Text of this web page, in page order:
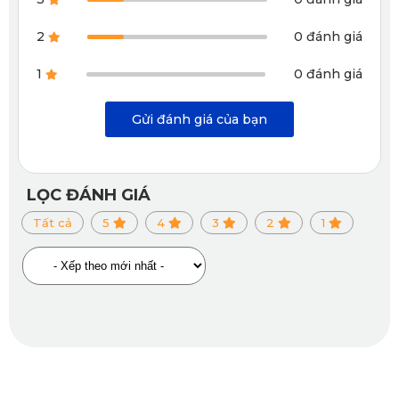
Thảm sàn ô tô 360 Mercedes-Benz GLC 2023 nhà KATA
cách âm và chống ồn vượt trội
2.4. Vệ sinh dễ dàng, tiết kiệm chi phí chăm
sóc
2 0 đánh giá
1 0 đánh giá
Gửi đánh giá của bạn
LỌC ĐÁNH GIÁ
Tất cả 5 4 3 2 1